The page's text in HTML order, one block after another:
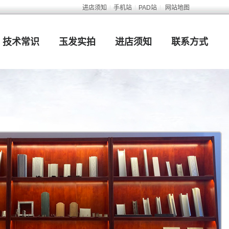
进店须知 手机站 PAD站 网站地图
技术常识 玉发实拍 进店须知 联系方式